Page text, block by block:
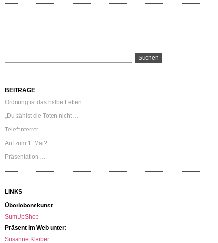
BEITRÄGE
Ordnung ist das halbe Leben
„Du zählst die Toten nicht …
Telefonterror …
Auf zum 1. Mai?
Präsentation …
LINKS
Überlebenskunst
SumUpShop
Präsent im Web unter:
Susanne Kleiber